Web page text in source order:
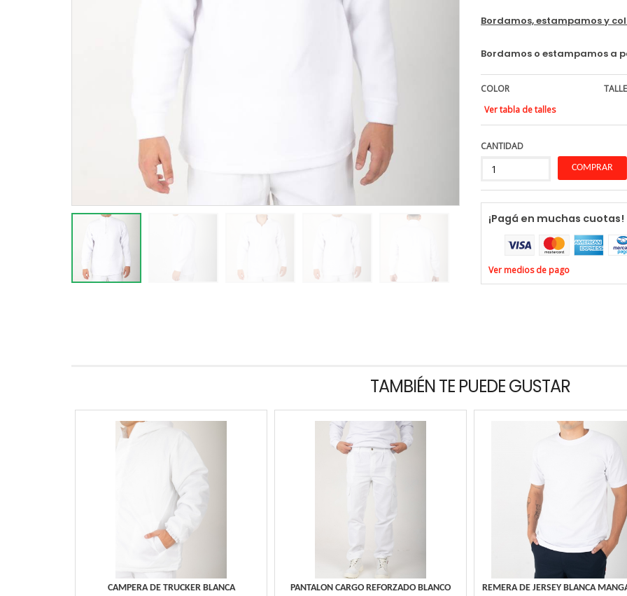
Bordamos, estampamos y
Bordamos o estampamos a
COLOR
TALLE
Ver tabla de talles
CANTIDAD
¡Pagá en muchas cuotas!
Ver medios de pago
TAMBIÉN TE PUEDE GUSTAR
CAMPERA DE TRUCKER BLANCA PANTALON CARGO REFORZADO BLANCO REMERA DE JERSEY BLANCA